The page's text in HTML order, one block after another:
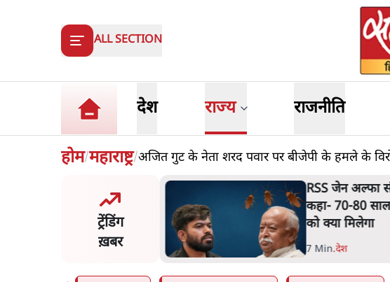
ALL SECTION
देश राज्य राजनीति
होम/महाराष्ट्र/अजित गुट के नेता शरद पवार पर बीजेपी के हमले के
ट्रेंडिंग
ख़बर
आप के पीएम आवास
RSS जेन अल्फा
कहा- 70-80
को क्या मिलेगा
7 Min.देश